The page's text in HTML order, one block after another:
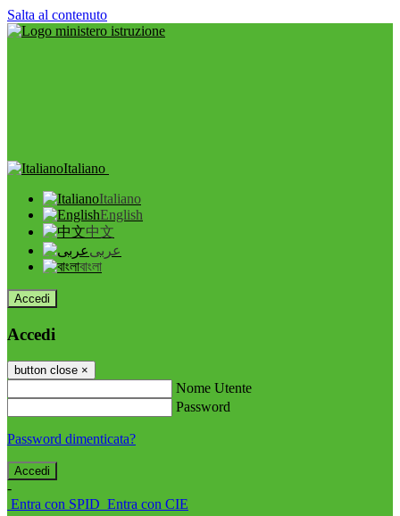
Salta al contenuto
Italiano
Italiano
English
中文
عربى
বাংলা
Accedi
Accedi
button close ×
Nome Utente
Password
Password dimenticata?
-
Entra con SPID Entra con CIE